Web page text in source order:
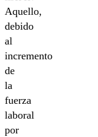
Aquello,
debido
al
incremento
de
la
fuerza
laboral
por